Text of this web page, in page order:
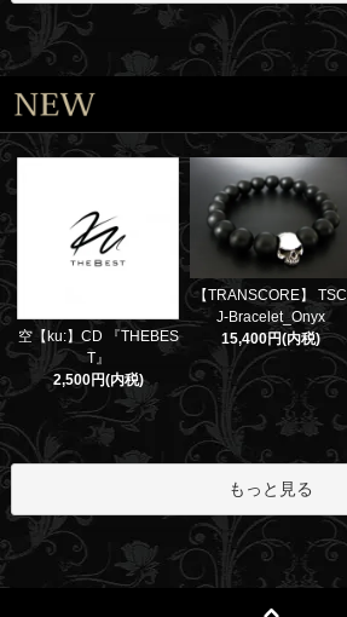
空【ku:】CD 『THEBES
T』
2,500円(内税)
【TRANSCORE】 TSC
J-Bracelet_Onyx
15,400円(内税)
もっと見る